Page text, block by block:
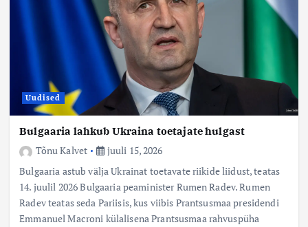
Uudised
Bulgaaria lahkub Ukraina toetajate hulgast
Tõnu Kalvet
juuli 15, 2026
Bulgaaria astub välja Ukrainat toetavate riikide liidust, teatas
14. juulil 2026 Bulgaaria peaminister Rumen Radev. Rumen
Radev teatas seda Pariisis, kus viibis Prantsusmaa presidendi
Emmanuel Macroni külalisena Prantsusmaa rahvuspüha